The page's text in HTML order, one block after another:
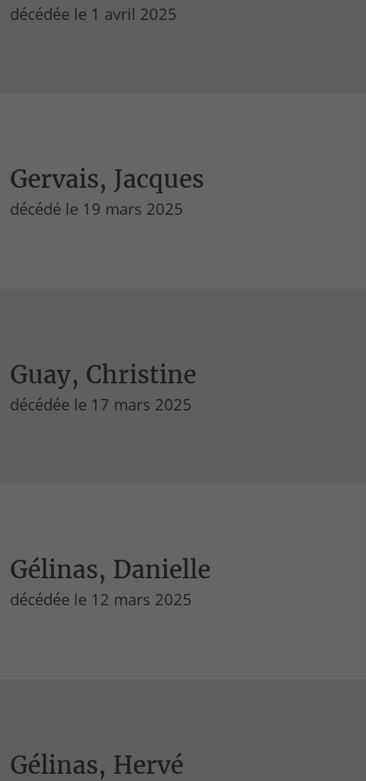
décédée le 1 avril 2025
Gervais, Jacques
décédé le 19 mars 2025
Guay, Christine
décédée le 17 mars 2025
Gélinas, Danielle
décédée le 12 mars 2025
Gélinas, Hervé